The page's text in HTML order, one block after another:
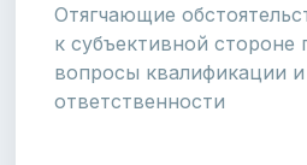
Отягчающие
к субъективной стороне
вопросы квалификации
ответственности